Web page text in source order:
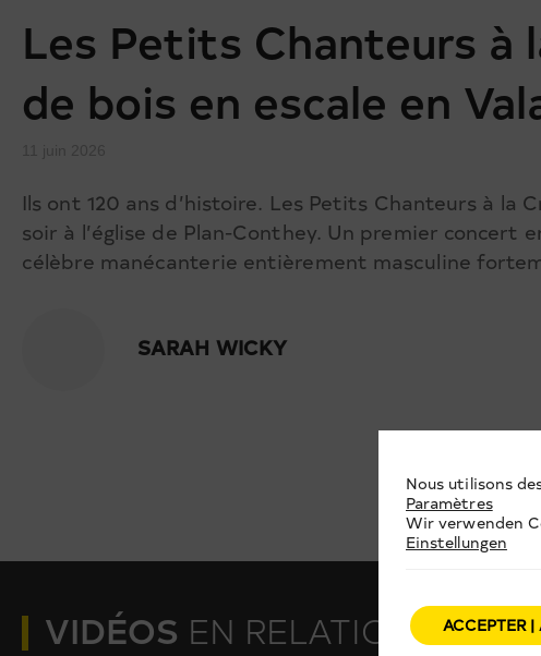
Les Petits Chanteurs à
de bois en escale en
Ils ont 120 ans d’histoire. Les Petits Chanteurs à la
soir à l’église de Plan-Conthey. Un premier concert
célèbre manécanterie entièrement masculine
SARAH WICKY
VIDÉOS EN RELATION
Nous utilisons
Paramètres
Wir verwenden
Einstellungen
ACCEPTER |